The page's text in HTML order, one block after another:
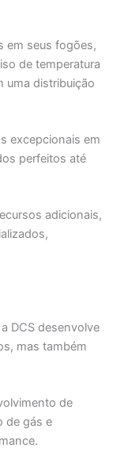
em seus fogões,
de temperatura
uma distribuição
excepcionais em
perfeitos até
adicionais,
DCS desenvolve
mas também
de
de gás e